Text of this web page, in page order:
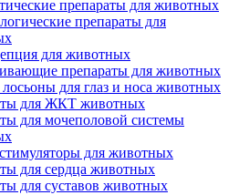
препараты для животных
препараты для
для животных
препараты для животных
для глаз и носа животных
для ЖКТ животных
для мочеполовой системы
для животных
для сердца животных
для суставов животных